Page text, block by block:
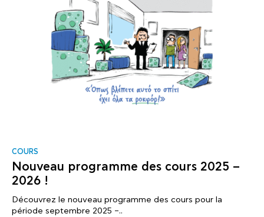
COURS
Nouveau programme des cours 2025 –
2026 !
Découvrez le nouveau programme des cours pour la
période septembre 2025 –..